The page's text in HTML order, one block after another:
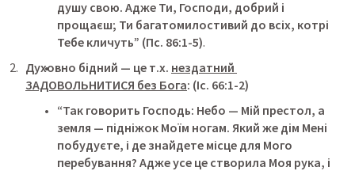
душу свою. Адже Ти, Господи, добрий і
прощаєш; Ти багатомилостивий до всіх, котрі
Тебе кличуть” (Пс. 86:1-5).
Духовно бідний — це т.х. нездатний
ЗАДОВОЛЬНИТИСЯ без Бога: (Іс. 66:1-2)
“Так говорить Господь: Небо — Мій престол, а
земля — підніжок Моїм ногам. Який же дім Мені
побудуєте, і де знайдете місце для Мого
перебування? Адже усе це створила Моя рука, і